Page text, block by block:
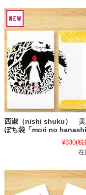
西淑（nishi shuku） 美
ぽち袋「mori no hanashi
¥330(税
在